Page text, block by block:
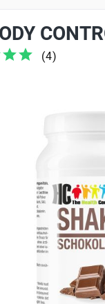
(4)